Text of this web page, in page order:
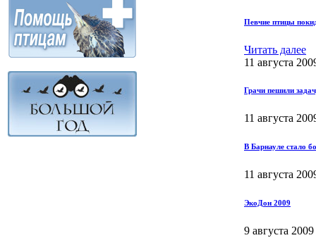
Певчие птицы
Читать далее
11 августа
Грачи пешили
11 августа
В Барнауле стало
11 августа
ЭкоДон 2009
9 августа 2009